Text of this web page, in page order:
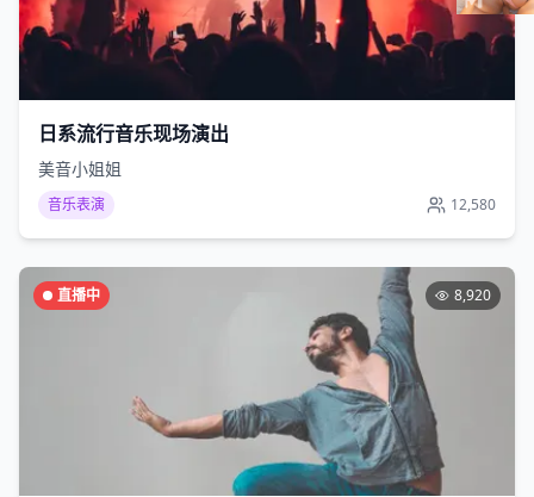
日系流行音乐现场演出
美音小姐姐
音乐表演 12,580
直播中 8,920